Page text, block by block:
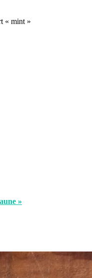
« mint »
»